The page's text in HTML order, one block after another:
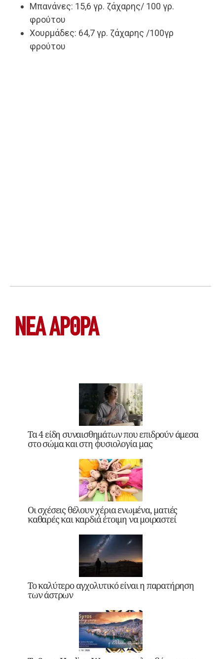
Μπανάνες: 15,6 γρ. ζάχαρης/ 100 γρ.
φρούτου
Χουρμάδες: 64,7 γρ. ζάχαρης /100γρ
φρούτου
ΝΕΑ ΆΡΘΡΑ
Τα 4 είδη συναισθημάτων που επιδρούν άμεσα
στο σώμα και στη φυσιολογία μας
Οι σχέσεις θέλουν χέρια ενωμένα, ματιές
καθαρές και καρδιά έτοιμη να μοιραστεί
Το καλύτερο αγχολυτικό είναι η παρατήρηση
των άστρων